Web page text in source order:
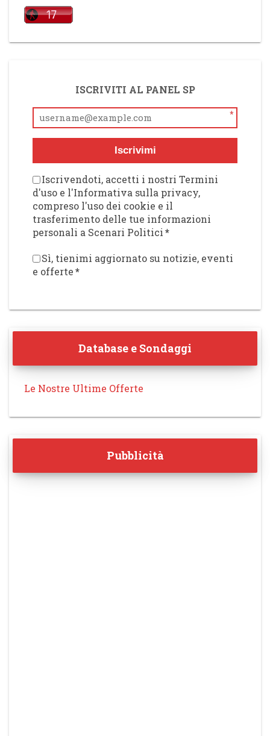
ISCRIVITI AL PANEL SP
*
Iscrivimi
Iscrivendoti, accetti i nostri Termini
d'uso e l'Informativa sulla privacy,
compreso l'uso dei cookie e il
trasferimento delle tue informazioni
personali a Scenari Politici*
Sì, tienimi aggiornato su notizie, eventi
e offerte*
Database e Sondaggi
Le Nostre Ultime Offerte
Pubblicità